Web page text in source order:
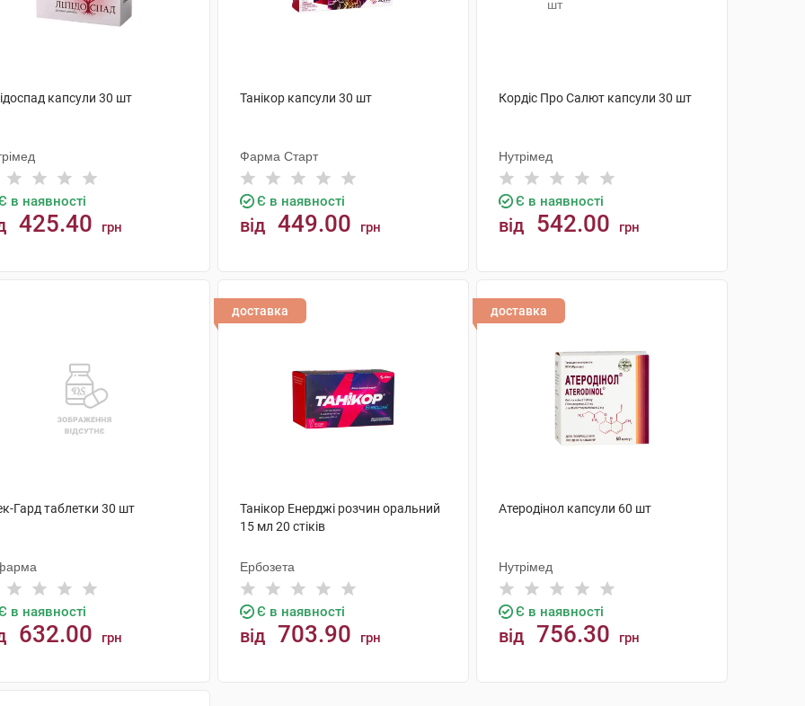
капсули 30 шт
в наявності
425.40 грн
Танікор капсули 30 шт
Фарма Старт
Є в наявності
від 449.00 грн
Кордіс Про Салют капсули 30 шт
Нутрімед
Є в наявності
від 542.00 грн
Гард таблетки 30 шт
в наявності
632.00 грн
доставка
Танікор Енерджі розчин оральний
15 мл 20 стіків
Ербозета
Є в наявності
від 703.90 грн
доставка
Атеродінол капсули 60 шт
Нутрімед
Є в наявності
від 756.30 грн